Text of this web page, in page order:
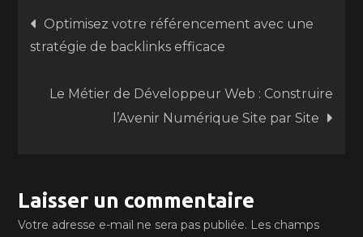
Navigation
de
l’article
Optimisez votre référencement avec une
stratégie de backlinks efficace
Le Métier de Développeur Web : Construire
l’Avenir Numérique Site par Site
Laisser un commentaire
Votre adresse e-mail ne sera pas publiée. Les champs